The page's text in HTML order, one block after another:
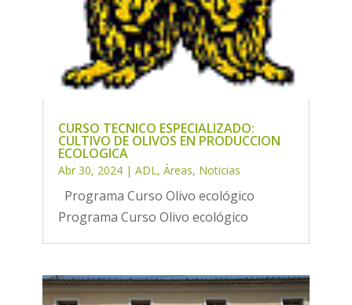
CURSO TECNICO ESPECIALIZADO:
CULTIVO DE OLIVOS EN PRODUCCION
ECOLOGICA
Abr 30, 2024| ADL, Áreas, Noticias
Programa Curso Olivo ecológico
Programa Curso Olivo ecológico